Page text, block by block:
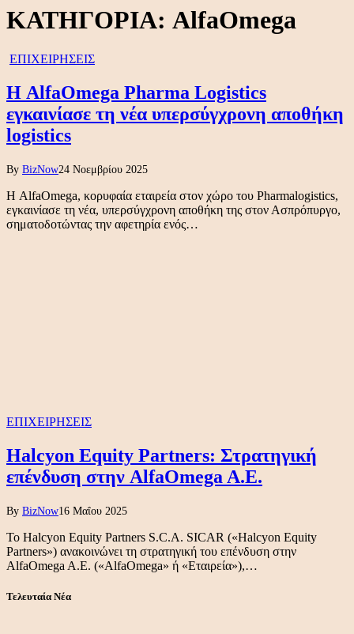
ΚΑΤΗΓΟΡΙΑ: AlfaOmega
ΕΠΙΧΕΙΡΗΣΕΙΣ
Η AlfaOmega Pharma Logistics
εγκαινίασε τη νέα υπερσύγχρονη αποθήκη
logistics
By BizNow24 Νοεμβρίου 2025
Η AlfaOmega, κορυφαία εταιρεία στον χώρο του Pharmalogistics,
εγκαινίασε τη νέα, υπερσύγχρονη αποθήκη της στον Ασπρόπυργο,
σηματοδοτώντας την αφετηρία ενός…
ΕΠΙΧΕΙΡΗΣΕΙΣ
Halcyon Equity Partners: Στρατηγική
επένδυση στην AlfaOmega A.E.
By BizNow16 Μαΐου 2025
Το Halcyon Equity Partners S.C.A. SICAR («Halcyon Equity
Partners») ανακοινώνει τη στρατηγική του επένδυση στην
AlfaOmega A.E. («AlfaOmega» ή «Εταιρεία»),…
Τελευταία Νέα